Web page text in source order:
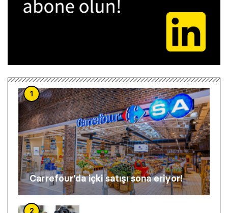
1
Carrefour’da içki satışı sona eriyor!
2